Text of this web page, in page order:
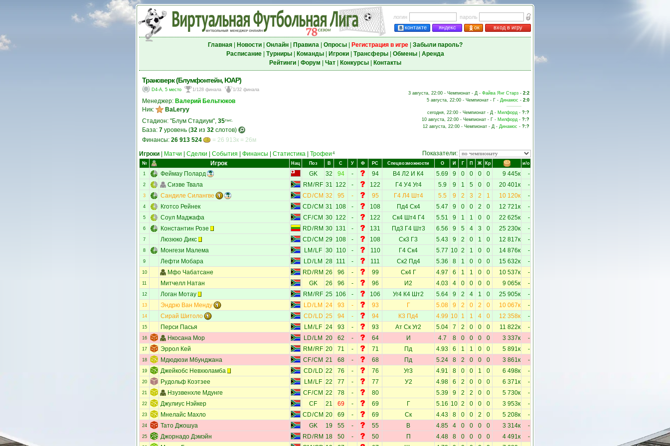
логин
пароль
контакте
яндекс ок вход в игру
Главная| Новости| Онлайн| Правила| Опросы| Регистрация в игре| Забыли пароль?
Расписание| Турниры| Команды| Игроки| Трансферы| Обмены| Аренда
Рейтинги| Форум Чат| Конкурсы| Контакты
Трансверк (Блумфонтейн, ЮАР)
D4-A, 5 место 1/128 финала 1/32 финала
Менеджер: Валерий Бельтюков
Ник:
ВаLeryy
Стадион: "Блум Стадиум", 35тыс.
База: 7 уровень (32 из 32 слотов)
Финансы: 26 913 524 = 26 913к = 26м
3 августа, 22:00 - Чемпионат - Д - Файва Янг Старз - 2:2
5 августа, 22:00 - Чемпионат - Г - Динамос - 2:0
сегодня, 22:00 - Чемпионат - Д - Милфорд - ?:?
10 августа, 22:00 - Чемпионат - Г - Милфорд - ?:?
12 августа, 22:00 - Чемпионат - Д - Динамос - ?:?
Игроки Матчи Сделки События Финансы Статистика Трофеи 4 Показатели:
№ Игрок Нац Поз В С У Ф РС Спецвозможности О И Г П Ж Кр и/о
1 Феймау Полард GK 32 94 - 94 В4 Л2 И К4 5.69 9 0 0 0 0 9 445к -
2 Сизве Твала RM / RF 31 122 - 122 Г4 У4 Уг4 5.9 9 1 5 0 0 20 401к -
3 Сандиле Силангве CD/CM 32 95 - 95 Г4 Л4 Шт4 5.5 9 2 3 2 1 10 120к -
4 Кготсо Рейнек CD/CM 31 108 - 108 Пд4 Ск4 5.47 9 0 0 2 0 12 721к -
5 Соул Маджафа CF/CM 30 122 - 122 Ск4 Шт4 Г4 5.51 9 1 1 0 0 22 625к -
6 Константин Розе RD/ RM 30 131 - 131 Пд3 Г4 Шт3 6.56 9 5 4 3 0 25 230к -
7 Люзюко Дикс CD/CM 29 108 - 108 Ск3 Г3 5.43 9 2 0 1 0 12 817к -
8 Монгези Малема LM / LF 30 110 - 110 Г4 Ск4 5.77 10 2 1 0 0 14 876к -
9 Лефти Мобара LD/ LM 28 111 - 111 Ск2 Пд4 5.36 8 1 0 0 0 15 632к -
10 Мфо Чабатсане RD/ RM 26 96 - 99 Ск4 Г 4.97 6 1 1 0 0 10 537к -
11 Митчелл Натан GK 26 96 - 96 И2 4.03 4 0 0 0 0 9 065к -
12 Логан Мотау RM / RF 25 106 - 106 Уг4 К4 Шт2 5.64 9 2 4 1 0 25 905к -
13 Эндрю Ван Менду LD/ LM 24 93 - 93 Г 5.08 9 2 0 2 0 10 067к -
14 Сирай Шитоло CD/LD 25 94 - 94 К3 Пд4 4.99 10 1 1 4 0 12 358к -
15 Перси Пасья LM / LF 24 93 - 93 Ат Ск Уг2 5.04 7 2 0 0 0 11 822к -
16 Нкосана Мор LD/ LM 20 62 - 64 И 4.7 8 0 0 0 0 3 337к -
17 Эррол Кей RM / RF 20 71 - 71 Пд 4.93 6 1 1 0 0 5 891к -
18 Мдюдюзи Мбунджана CF/CM 21 68 - 68 Пд 5.24 8 2 0 0 0 3 861к -
19 Джейкобс Невхюламба CD/LD 22 76 - 76 Уг3 4.91 8 0 0 1 0 6 498к -
20 Рудольф Коэтзее LM / LF 22 77 - 77 У2 4.98 6 2 0 0 0 6 371к -
21 Нзузвенхле Мдунге CF/CM 22 78 - 80 5.39 9 2 2 0 0 5 730к -
22 Джулиус Нэйкер CF 21 69 - 69 Г 5.16 10 2 0 0 0 3 953к -
23 Мнелайс Махло CD/CM 20 69 - 69 Ск 4.43 8 0 0 2 0 5 208к -
24 Тато Джошуа GK 19 55 - 55 В 4.85 4 0 0 0 0 3 314к -
25 Джорнадо Дэмэйн RD/ RM 18 50 - 50 П 4.48 8 0 0 0 0 4 491к -